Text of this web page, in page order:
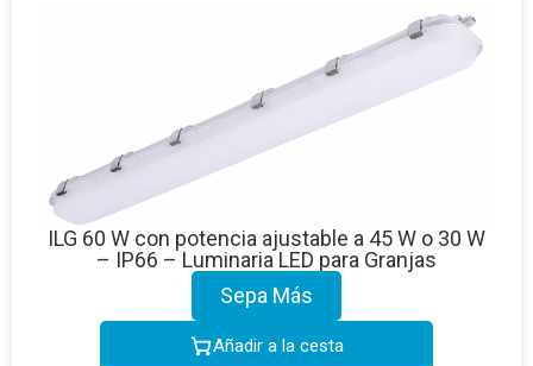
ILG 60 W con potencia ajustable a 45 W o 30 W
– IP66 – Luminaria LED para Granjas
Sepa Más
Añadir a la cesta